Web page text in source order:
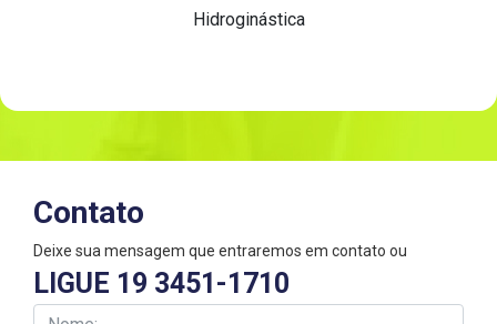
Hidroginástica
Contato
Deixe sua mensagem que entraremos em contato ou
LIGUE 19 3451-1710